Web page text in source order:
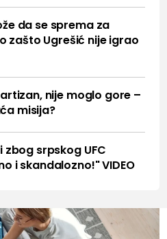
da se sprema za
zašto Ugrešić nije igrao
nije moglo gore –
misija?
srpskog UFC
i skandalozno!" VIDEO